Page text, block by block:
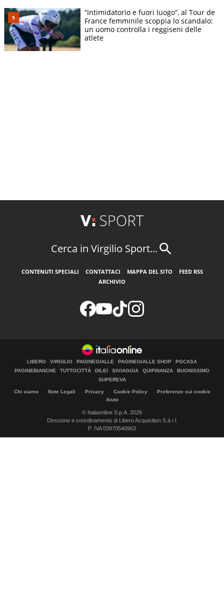
“Intimidatorio e fuori luogo”, al Tour de
France femminile scoppia lo scandalo:
un uomo controlla i reggiseni delle
atlete
Cerca in Virgilio Sport...
CONTENUTI SPECIALI CONTATTACI MAPPA DEL SITO
FEED RSS
ARCHIVIO
LIBERO VIRGILIO PAGINEGIALLE PAGINEGIALLE SHOP
PGCASA
PAGINEBIANCHE
TUTTOCITTÀ DILEI SIVIAGGIA QUIFINANZA
BUONISSIMO
SUPEREVA
Chi siamo Note Legali Privacy Cookie Policy
Preferenze sui cookie
Aiuto
© Italiaonline S.p.A. 2026
Direzione e coordinamento di Libero Acquisition S.á r.l.
P. IVA 03970540963